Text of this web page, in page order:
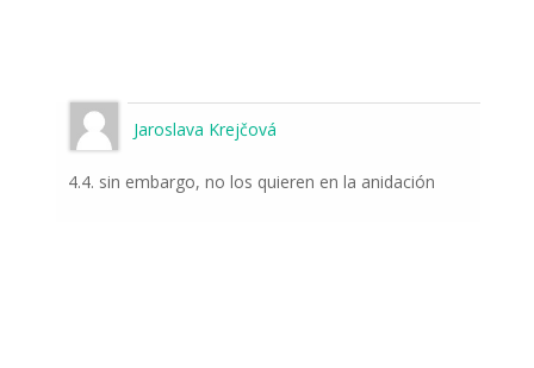
Jaroslava Krejčová
4.4. sin embargo, no los quieren en la anidación